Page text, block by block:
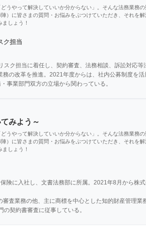
うやって解決していいか分からない」。そんな法務業務
）に皆さまの質問・お悩みをぶつけていただき、それを
しょう！
ク担当
ク担当に着任し、契約審査、法務相談、訴訟対応
の改革を推進。2021年度からは、社内公募制度を
事業部門双方の立場から関わっている。
みよう～
うやって解決していいか分からない」。そんな法務業務
）に皆さまの質問・お悩みをぶつけていただき、それを
しょう！
険に入社し、文書法務部に所属。2021年8月から株
査業務の他、主に商標を中心とした知的財産管理業
契約書審査に従事している。